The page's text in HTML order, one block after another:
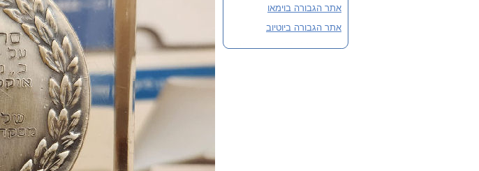
אתר הגבורה בוימאו
אתר הגבורה ביוטיוב